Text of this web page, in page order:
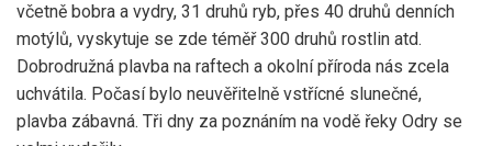
včetně bobra a vydry, 31 druhů ryb, přes 40 druhů denních
motýlů, vyskytuje se zde téměř 300 druhů rostlin atd.
Dobrodružná plavba na raftech a okolní příroda nás zcela
uchvátila. Počasí bylo neuvěřitelně vstřícné slunečné,
plavba zábavná. Tři dny za poznáním na vodě řeky Odry se